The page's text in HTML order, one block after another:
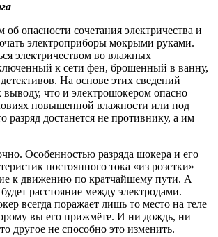
об опасности сочетания электричества и
электроприборы мокрыми руками.
электричеством во влажных
к сети фен, брошенный в ванну,
На основе этих сведений
выводу, что и электрошокером опасно
повышенной влажности или под
разряд достанется не противнику, а им
Особенностью разряда шокера и его
постоянного тока «из розетки»
к движению по кратчайшему пути. А
расстояние между электродами.
всегда поражает лишь то место на теле
вы его прижмёте. И ни дождь, ни
другое не способно это изменить.